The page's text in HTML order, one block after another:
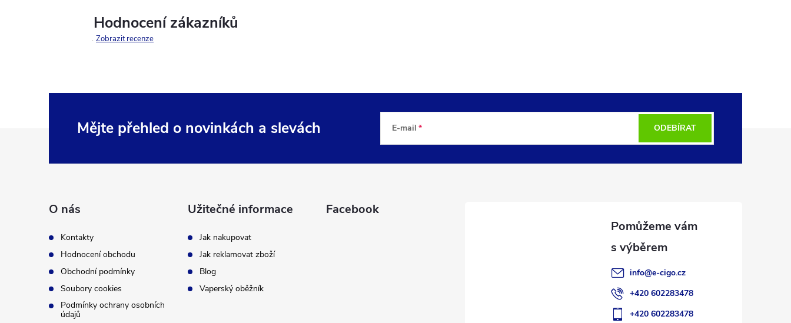
Hodnocení zákazníků
Zobrazit recenze
Mějte přehled o novinkách a slevách E-mail ODEBÍRAT
O nás
Kontakty
Hodnocení obchodu
Obchodní podmínky
Soubory cookies
Podmínky ochrany osobních
údajů
Užitečné informace
Jak nakupovat
Jak reklamovat zboží
Blog
Vaperský oběžník
Facebook
info@e-cigo.cz
+420 602283478
+420 602283478